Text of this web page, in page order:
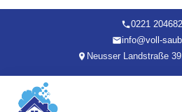
0221
info@voll-
Neusser Landstraße